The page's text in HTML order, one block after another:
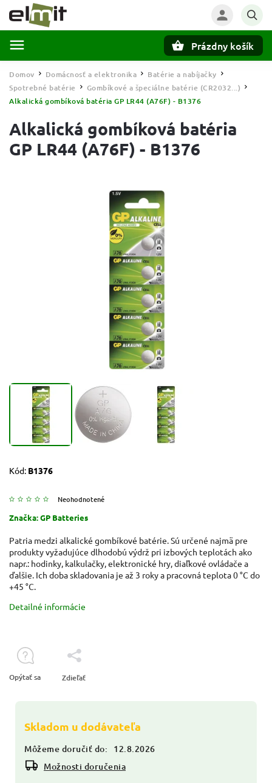
Prázdny košík
Domov / Domácnosť a elektronika / Batérie a nabíjačky /
Spotrebné batérie / Gombíkové a špeciálne batérie (CR2032...) /
Alkalická gombíková batéria GP LR44 (A76F) - B1376
Alkalická gombíková batéria
GP LR44 (A76F) - B1376
Kód: B1376
Neohodnotené
Značka:GP Batteries
Skladom u dodávateľa
Môžeme doručiť do:
12.8.2026
Možnosti doručenia
Patria medzi alkalické gombíkové batérie. Sú určené najmä pre
produkty vyžadujúce dlhodobú výdrž pri izbových teplotách ako
napr.: hodinky, kalkulačky, elektronické hry, diaľkové ovládače a
ďalšie. Ich doba skladovania je až 3 roky a pracovná teplota 0 °C do
+45 °C.
Detailné informácie
Opýtať sa Zdieľať